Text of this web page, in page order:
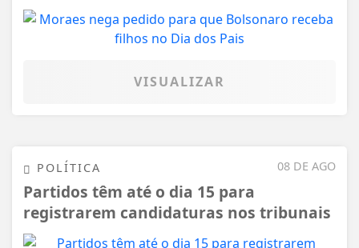
VISUALIZAR
08 DE AGO
POLÍTICA
Partidos têm até o dia 15 para
registrarem candidaturas nos tribunais